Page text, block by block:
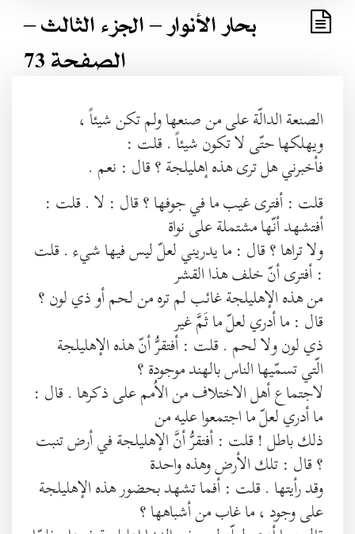
بحار الأنوار – الجزء الثالث –
الصفحة 73
الصنعة الدالّة على من صنعها ولم تكن شيئاً ،
ويهلكها حتّى لا تكون شيئاً . قلت :
فأخبرني هل ترى هذه إهليلجة ؟ قال : نعم .
قلت : أفترى غيب ما في جوفها ؟ قال : لا . قلت :
أفتشهد أنّها مشتملة على نواة
ولا تراها ؟ قال : ما يدريني لعلّ ليس فيها شيء . قلت
: أفترى أنّ خلف هذا القشر
من هذه الإهليلجة غائب لم تره من لحم أو ذي لون ؟
قال : ما أدري لعلّ ما ثَمَّ غير
ذي لون ولا لحم . قلت : أفتقرُّ أنّ هذه الإهليلجة
الّتي تسمّيها الناس بالهند موجودة ؟
لاجتماع أهل الاختلاف من الاُمم على ذكرها . قال :
ما أدري لعلّ ما اجتمعوا عليه من
ذلك باطل ! قلت : أفتقرُّ أنَّ الإهليلجة في أرض تنبت
؟ قال : تلك الأرض وهذه واحدة
وقد رأيتها . قلت : أفما تشهد بحضور هذه الإهليلجة
على وجود ، ما غاب من أشباهها ؟